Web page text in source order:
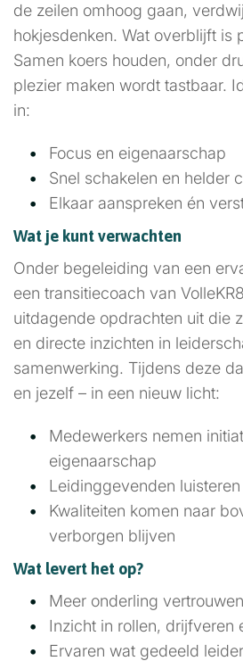
de zeilen omhoog gaan,
hokjesdenken. Wat overblijft is
Samen koers houden, onder
plezier maken wordt tastbaar.
in:
Focus en eigenaarschap
Snel schakelen en helder
Elkaar aanspreken én
Wat je kunt verwachten
Onder begeleiding van een
een transitiecoach van
uitdagende opdrachten uit die
en directe inzichten in
samenwerking. Tijdens deze
en jezelf – in een nieuw licht:
Medewerkers nemen
eigenaarschap
Leidinggevenden
Kwaliteiten komen naar
verborgen blijven
Wat levert het op?
Meer onderling
Inzicht in rollen, drijfveren
Ervaren wat gedeeld